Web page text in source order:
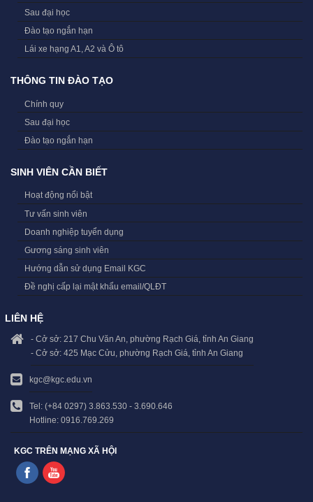
Sau đại học
Đào tạo ngắn hạn
Lái xe hạng A1, A2 và Ô tô
THÔNG TIN ĐÀO TẠO
Chính quy
Sau đại học
Đào tạo ngắn hạn
SINH VIÊN CẦN BIẾT
Hoạt động nổi bật
Tư vấn sinh viên
Doanh nghiệp tuyển dụng
Gương sáng sinh viên
Hướng dẫn sử dụng Email KGC
Đề nghị cấp lại mật khẩu email/QLĐT
LIÊN HỆ
- Cở sở: 217 Chu Văn An, phường Rạch Giá, tỉnh An Giang
- Cở sở: 425 Mạc Cửu, phường Rạch Giá, tỉnh An Giang
kgc@kgc.edu.vn
Tel: (+84 0297) 3.863.530 - 3.690.646
Hotline: 0916.769.269
KGC TRÊN MẠNG XÃ HỘI